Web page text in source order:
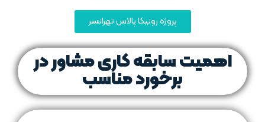
پروژه رونیکا پالاس تهرانسر
اهمیت سابقه کاری مشاور در
برخورد مناسب